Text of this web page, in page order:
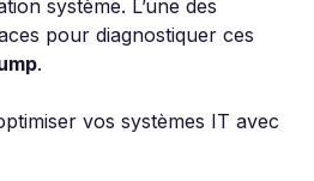
système. L’une des
pour diagnostiquer ces
.
vos systèmes IT avec